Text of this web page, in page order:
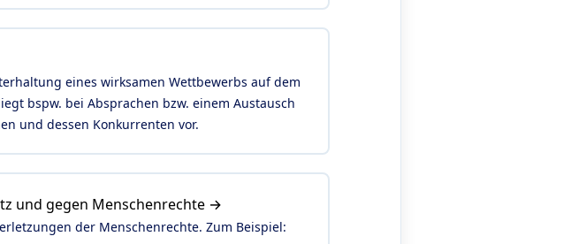
eines wirksamen Wettbewerbs auf dem
bspw. bei Absprachen bzw. einem Austausch
und dessen Konkurrenten vor.
und gegen Menschenrechte →
der Menschenrechte. Zum Beispiel: